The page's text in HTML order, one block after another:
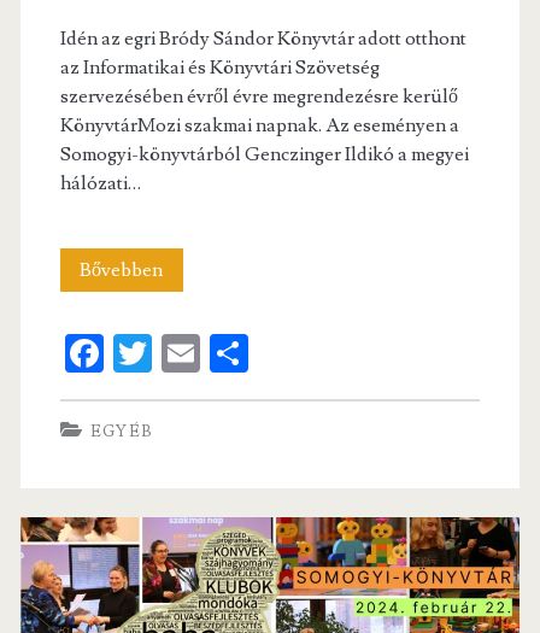
Idén az egri Bródy Sándor Könyvtár adott otthont
az Informatikai és Könyvtári Szövetség
szervezésében évről évre megrendezésre kerülő
KönyvtárMozi szakmai napnak. Az eseményen a
Somogyi-könyvtárból Genczinger Ildikó a megyei
hálózati…
BővebbenKönyvtárMozi
Inspiráló
szakmai
Fa
ce
b
o
k
T
w
E
m
S
ha
EGYÉB